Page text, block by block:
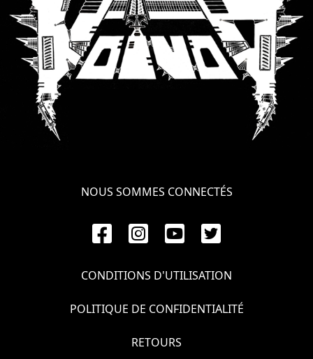
LANGUE
•
ENGLISH
NOUS SOMMES CONNECTÉS
CONDITIONS D'UTILISATION
POLITIQUE DE CONFIDENTIALITÉ
RETOURS